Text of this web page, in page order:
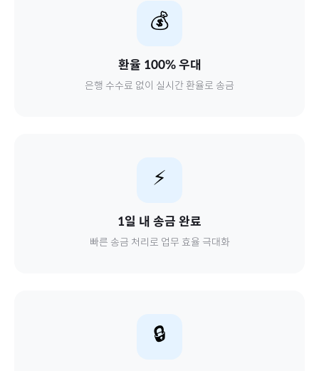
💰
환율 100% 우대
은행 수수료 없이 실시간 환율로 송금
⚡
1일 내 송금 완료
빠른 송금 처리로 업무 효율 극대화
🔒